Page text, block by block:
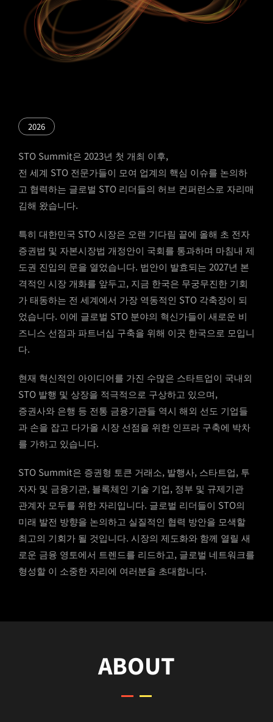
2026
STO Summit은 2023년 첫 개최 이후,
전 세계 STO 전문가들이 모여 업계의 핵심 이슈를 논의하
고 협력하는 글로벌 STO 리더들의 허브 컨퍼런스로 자리매
김해 왔습니다.
특히 대한민국 STO 시장은 오랜 기다림 끝에 올해 초 전자
증권법 및 자본시장법 개정안이 국회를 통과하며 마침내 제
도권 진입의 문을 열었습니다. 법안이 발효되는 2027년 본
격적인 시장 개화를 앞두고, 지금 한국은 무궁무진한 기회
가 태동하는 전 세계에서 가장 역동적인 STO 각축장이 되
었습니다. 이에 글로벌 STO 분야의 혁신가들이 새로운 비
즈니스 선점과 파트너십 구축을 위해 이곳 한국으로 모입니
다.
현재 혁신적인 아이디어를 가진 수많은 스타트업이 국내외
STO 발행 및 상장을 적극적으로 구상하고 있으며,
증권사와 은행 등 전통 금융기관들 역시 해외 선도 기업들
과 손을 잡고 다가올 시장 선점을 위한 인프라 구축에 박차
를 가하고 있습니다.
STO Summit은 증권형 토큰 거래소, 발행사, 스타트업, 투
자자 및 금융기관, 블록체인 기술 기업, 정부 및 규제기관
관계자 모두를 위한 자리입니다. 글로벌 리더들이 STO의
미래 발전 방향을 논의하고 실질적인 협력 방안을 모색할
최고의 기회가 될 것입니다. 시장의 제도화와 함께 열릴 새
로운 금융 영토에서 트렌드를 리드하고, 글로벌 네트워크를
형성할 이 소중한 자리에 여러분을 초대합니다.
ABOUT